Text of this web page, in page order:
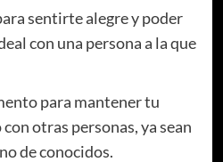
sentirte alegre y poder
con una persona a la que
para mantener tu
otras personas, ya sean
de conocidos.